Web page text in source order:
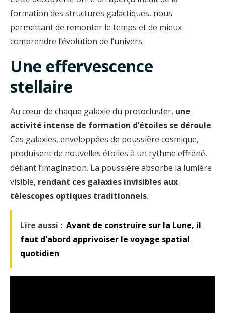
formation des structures galactiques, nous
permettant de remonter le temps et de mieux
comprendre l’évolution de l’univers.
Une effervescence
stellaire
Au cœur de chaque galaxie du protocluster, une
activité intense de formation d’étoiles se déroule.
Ces galaxies, enveloppées de poussière cosmique,
produisent de nouvelles étoiles à un rythme effréné,
défiant l’imagination. La poussière absorbe la lumière
visible, rendant ces galaxies invisibles aux
télescopes optiques traditionnels.
Lire aussi : Avant de construire sur la Lune, il
faut d'abord apprivoiser le voyage spatial
quotidien